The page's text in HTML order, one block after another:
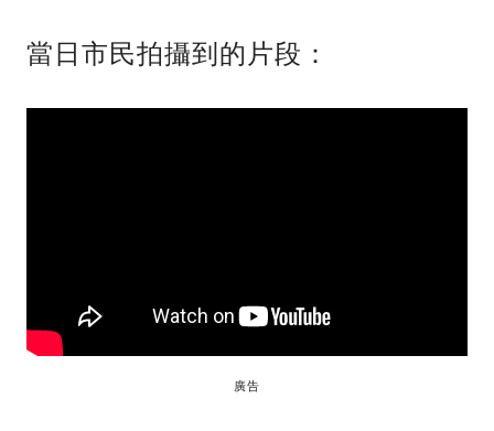
當日市民拍攝到的片段：
廣告